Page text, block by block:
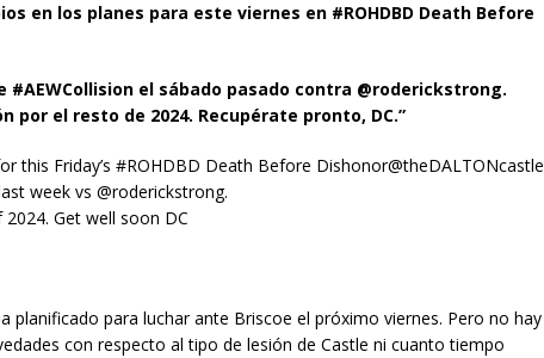
en los planes para este viernes en #ROHDBD Death Before
el sábado pasado contra @roderickstrong.
el resto de 2024. Recupérate pronto, DC.”
this Friday’s #ROHDBD Death Before Dishonor@theDALTONcastle
week vs @roderickstrong.
Get well soon DC
planificado para luchar ante Briscoe el próximo viernes. Pero no hay
con respecto al tipo de lesión de Castle ni cuanto tiempo